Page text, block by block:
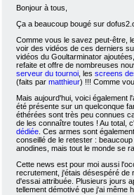
Bonjour à tous,
Ça a beaucoup bougé sur
Comme vous le savez peut-être,
voir des vidéos de ces derniers
vidéos du Goultarminator
refaite et offre de nombreuses
serveur du tournoi, les screens
(faits par matthieur) !!! Comme
Mais aujourd'hui, voici également
été présente sur un quelconque
éthérées sont très peu connues
de les connaître toutes ! Au total,
dédiée. Ces armes sont
conseillé de le retester :
anodines, mais tout le monde se
Cette news est pour moi aussi
recrutement, j'étais désespéré de
d'essai attribuée. Plusieurs jours
tellement démotivé que j'ai même